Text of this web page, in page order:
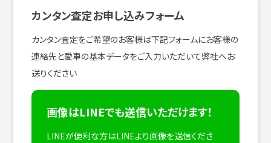
カンタン査定お申し込みフォーム
カンタン査定をご希望のお客様は下記フォームにお客様の
連絡先と愛車の基本データをご入力いただいて弊社へお
送りください
画像はLINEでも送信いただけます！
LINEが便利な方はLINEより画像を送信くださ